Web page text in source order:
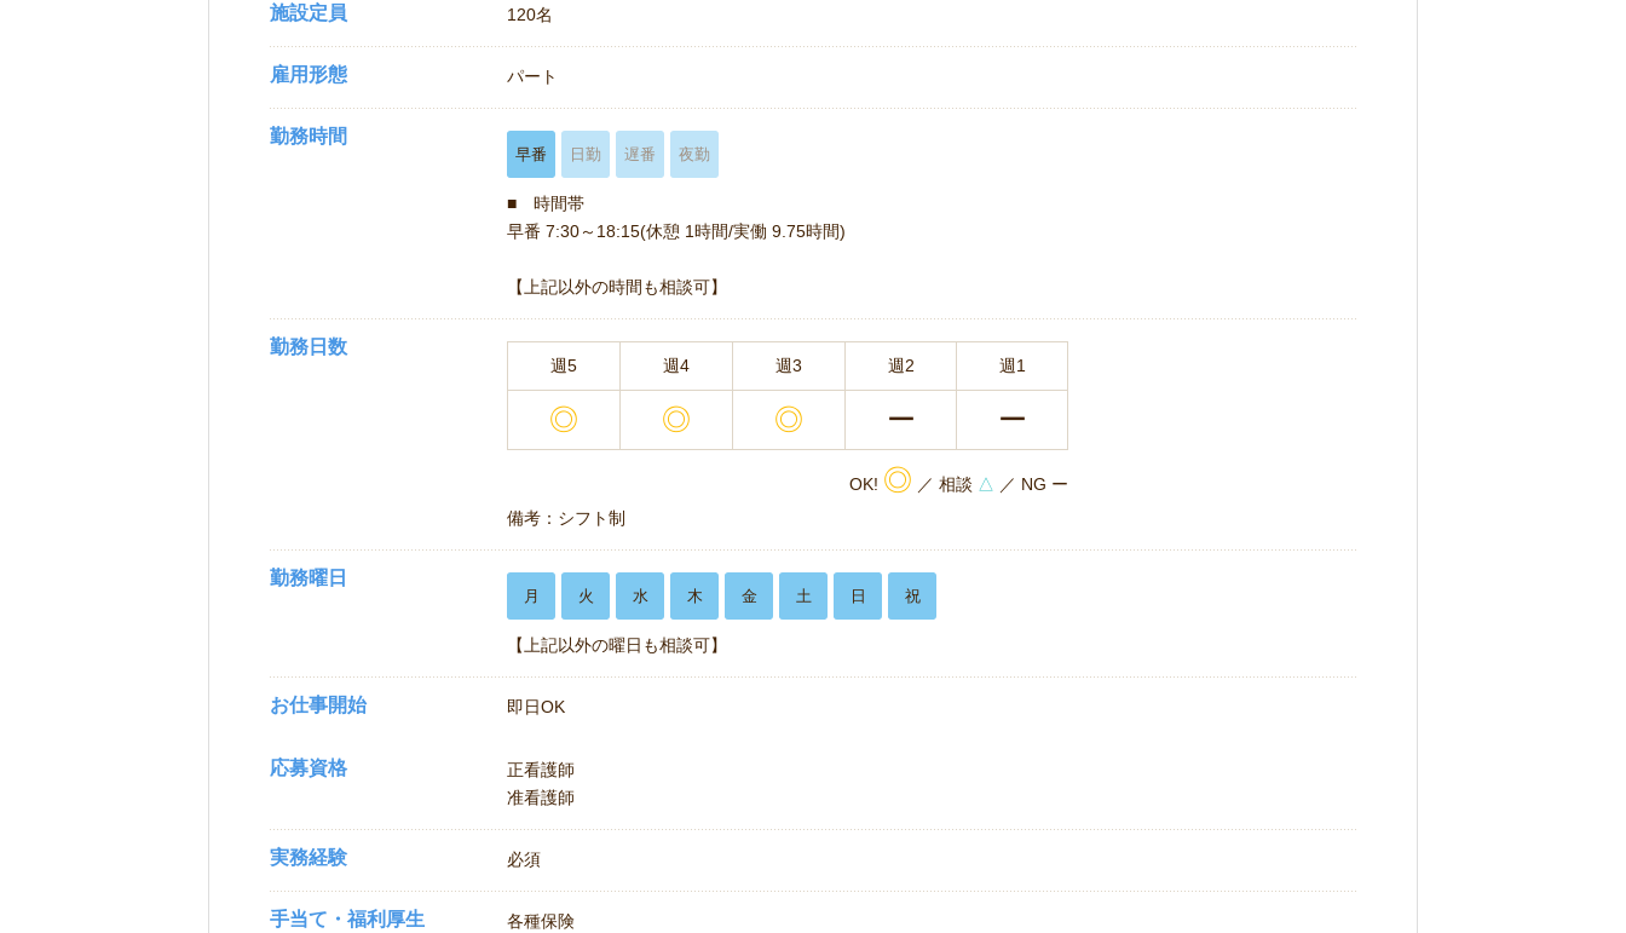
施設定員 120名
雇用形態 パート
勤務時間
早番 日勤 遅番 夜勤
■ 時間帯
早番 7:30～18:15(休憩 1時間/実働 9.75時間)
【上記以外の時間も相談可】
勤務日数
週5 週4 週3 週2 週1
◎ ◎ ◎ ー ー
OK! ◎ ／ 相談 △ ／ NG ー
備考：シフト制
勤務曜日
月 火 水 木 金 土 日 祝
【上記以外の曜日も相談可】
お仕事開始 即日OK
応募資格
正看護師
准看護師
実務経験 必須
手当て・福利厚生 各種保険